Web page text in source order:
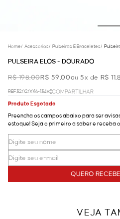
Home/ Acessorios/ Pulseiras E Braceletes/
PULSEIRA ELOS - DOURADO
R$ 198,00R$ 59,00ou 5x de R$
REF.32.02.0016-134
COMPARTILHAR
Produto Esgotado
Preencha os campos abaixo para ser
estoque! Seja o primeiro a saber e receba
QUERO
VEJA